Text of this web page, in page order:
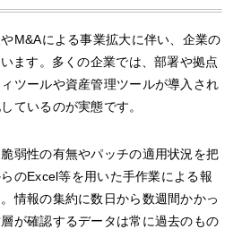
M&Aによる事業拡大に伴い、企業の
ます。多くの企業では、部署や拠点
ツールや資産管理ツールが導入され
ているのが実態です。
弱性の有無やパッチの適用状況を把
のExcel等を用いた手作業による報
情報の集約に数日から数週間かかっ
が確認するデータは常に過去のもの